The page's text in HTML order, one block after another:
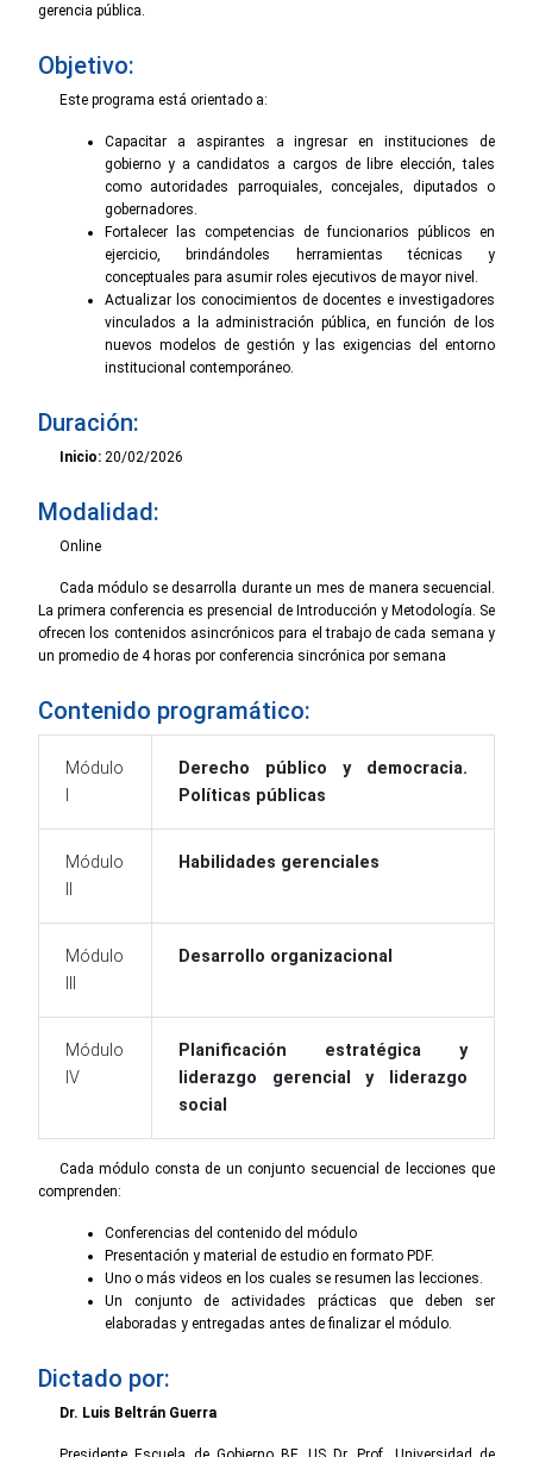
gerencia pública.
Objetivo:
Este programa está orientado a:
Capacitar a aspirantes a ingresar en instituciones de
gobierno y a candidatos a cargos de libre elección, tales
como autoridades parroquiales, concejales, diputados o
gobernadores.
Fortalecer las competencias de funcionarios públicos en
ejercicio, brindándoles herramientas técnicas y
conceptuales para asumir roles ejecutivos de mayor nivel.
Actualizar los conocimientos de docentes e investigadores
vinculados a la administración pública, en función de los
nuevos modelos de gestión y las exigencias del entorno
institucional contemporáneo.
Duración:
Inicio: 20/02/2026
Modalidad:
Online
Cada módulo se desarrolla durante un mes de manera secuencial.
La primera conferencia es presencial de Introducción y Metodología. Se
ofrecen los contenidos asincrónicos para el trabajo de cada semana y
un promedio de 4 horas por conferencia sincrónica por semana
Contenido programático:
Módulo
Derecho público y democracia.
Políticas públicas
Módulo
Habilidades gerenciales
Módulo
Desarrollo organizacional
Módulo
IV
Planificación estratégica y
liderazgo gerencial y liderazgo
social
Cada módulo consta de un conjunto secuencial de lecciones que
comprenden:
Conferencias del contenido del módulo
Presentación y material de estudio en formato PDF.
Uno o más videos en los cuales se resumen las lecciones.
Un conjunto de actividades prácticas que deben ser
elaboradas y entregadas antes de finalizar el módulo.
Dictado por:
Dr. Luis Beltrán Guerra